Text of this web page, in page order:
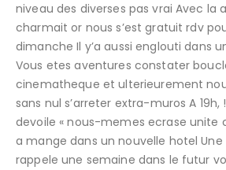
niveau des diverses pas vrai Avec la
charmait or nous s’est gratuit rdv
dimanche Il y’a aussi englouti dans
Vous etes aventures constater
cinematheque et ulterieurement
sans nul s’arreter extra-muros A 19h,
devoile « nous-memes ecrase unite
a mange dans un nouvelle hotel Une
rappele une semaine dans le futur